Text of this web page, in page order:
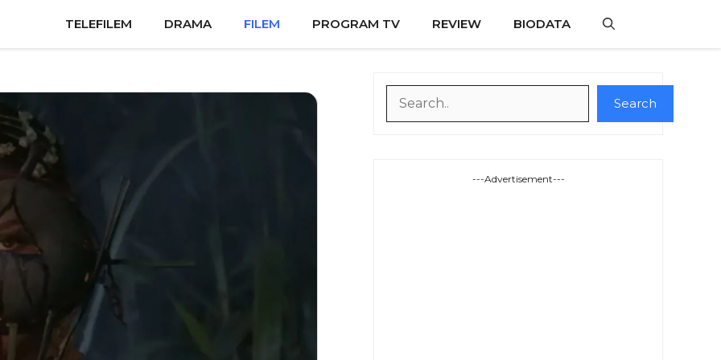
TELEFILEM DRAMA FILEM PROGRAM TV REVIEW BIODATA
Search
---Advertisement---